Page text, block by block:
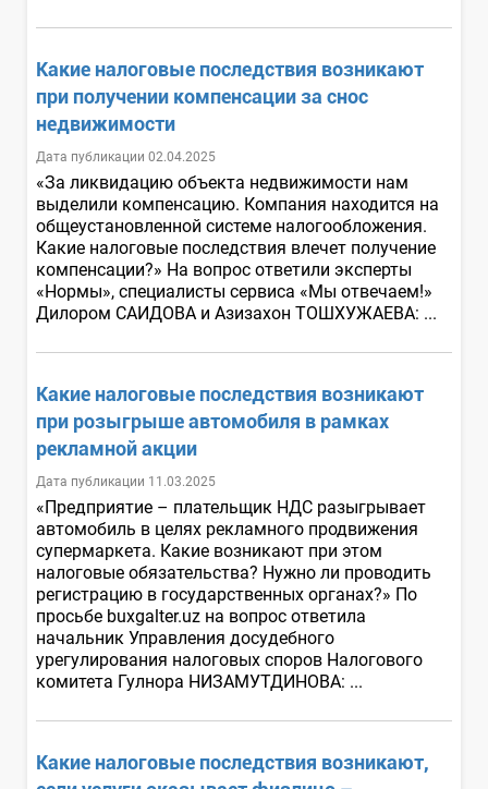
Какие налоговые последствия возникают
при получении компенсации за снос
недвижимости
Дата публикации 02.04.2025
«За ликвидацию объекта недвижимости нам
выделили компенсацию. Компания находится на
общеустановленной системе налогообложения.
Какие налоговые последствия влечет получение
компенсации?» На вопрос ответили эксперты
«Нормы», специалисты сервиса «Мы отвечаем!»
Дилором САИДОВА и Азизахон ТОШХУЖАЕВА: ...
Какие налоговые последствия возникают
при розыгрыше автомобиля в рамках
рекламной акции
Дата публикации 11.03.2025
«Предприятие – плательщик НДС разыгрывает
автомобиль в целях рекламного продвижения
супермаркета. Какие возникают при этом
налоговые обязательства? Нужно ли проводить
регистрацию в государственных органах?» По
просьбе buxgalter.uz на вопрос ответила
начальник Управления досудебного
урегулирования налоговых споров Налогового
комитета Гулнора НИЗАМУТДИНОВА: ...
Какие налоговые последствия возникают,